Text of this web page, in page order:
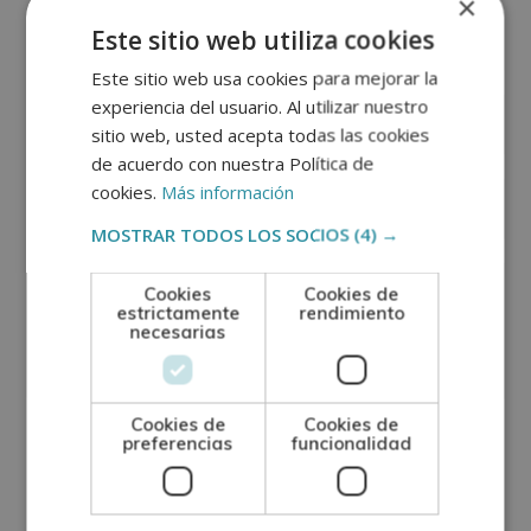
GRUPO TARRACO DE ESCUELAS DE FORMACIÓN DE POSTGRADO, S.L., CIF:
Finalidad del Tratamiento: Tratamos la información que nos facilita con el
los productos ofrecidos y otros tipo de productos que fueran de su
×
Este sitio web utiliza cookies
Este sitio web usa cookies para mejorar la
experiencia del usuario. Al utilizar nuestro
sitio web, usted acepta todas las cookies
de acuerdo con nuestra Política de
cookies. Más información
MOSTRAR TODOS LOS SOCIOS (4) →
Cookies
estrictamente
necesarias
Cookies de
rendimiento
Cookies de
preferencias
Cookies de
funcionalidad